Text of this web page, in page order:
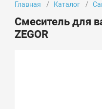
Главная Каталог
Смеситель для
ZEGOR